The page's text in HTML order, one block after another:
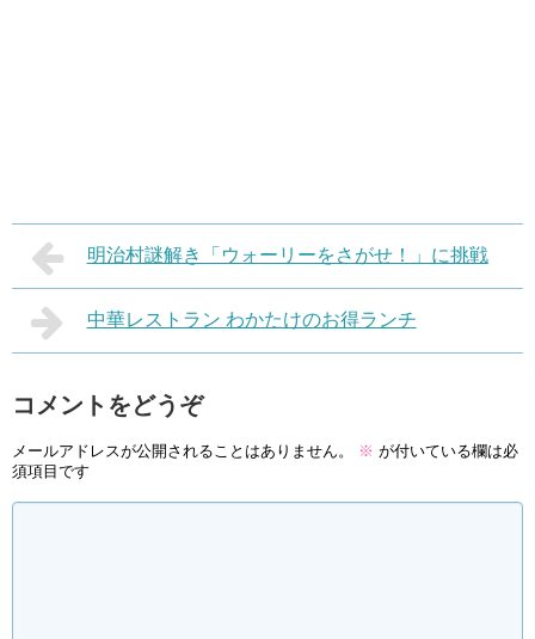
明治村謎解き「ウォーリーをさがせ！」に挑戦
中華レストラン わかたけのお得ランチ
コメントをどうぞ
メールアドレスが公開されることはありません。 ※ が付いている欄は必
須項目です